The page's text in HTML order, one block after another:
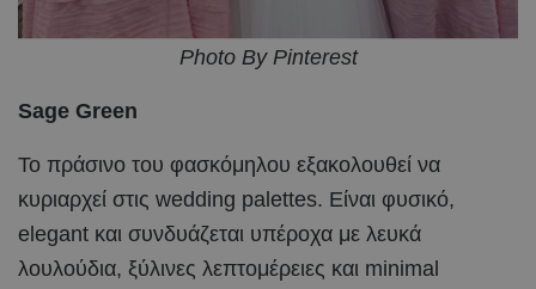
Photo By Pinterest
Sage Green
Το πράσινο του φασκόμηλου εξακολουθεί να
κυριαρχεί στις wedding palettes. Είναι φυσικό,
elegant και συνδυάζεται υπέροχα με λευκά
λουλούδια, ξύλινες λεπτομέρειες και minimal